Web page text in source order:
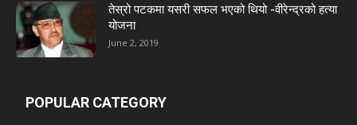
तेस्रो पटकमा यसरी सफल भएको थियो -वीरेन्द्रको हत्या
योजना
June 2, 2019
POPULAR CATEGORY